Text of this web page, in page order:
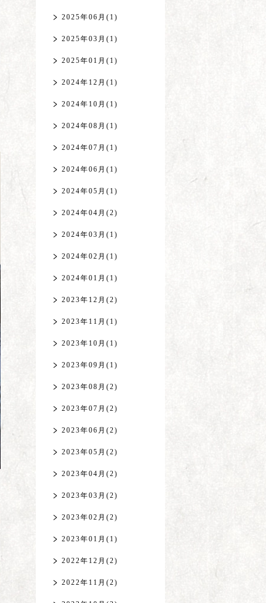
2025年06月(1)
2025年03月(1)
2025年01月(1)
2024年12月(1)
2024年10月(1)
2024年08月(1)
2024年07月(1)
2024年06月(1)
2024年05月(1)
2024年04月(2)
2024年03月(1)
2024年02月(1)
2024年01月(1)
2023年12月(2)
2023年11月(1)
2023年10月(1)
2023年09月(1)
2023年08月(2)
2023年07月(2)
2023年06月(2)
2023年05月(2)
2023年04月(2)
2023年03月(2)
2023年02月(2)
2023年01月(1)
2022年12月(2)
2022年11月(2)